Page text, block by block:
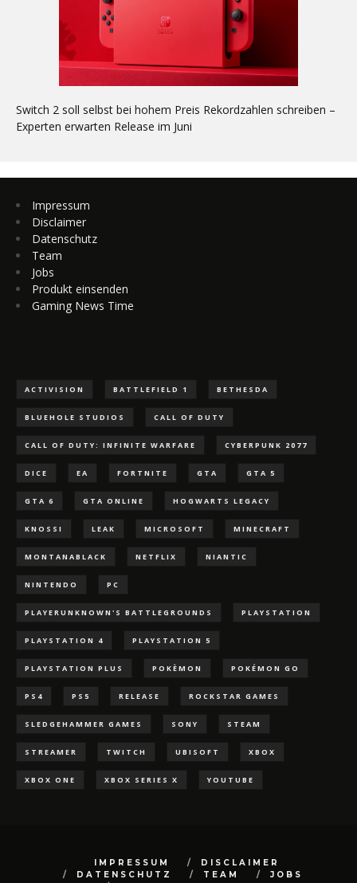
Switch 2 soll selbst bei hohem Preis Rekordzahlen schreiben –
Experten erwarten Release im Juni
Impressum
Disclaimer
Datenschutz
Team
Jobs
Produkt einsenden
Gaming News Time
ACTIVISION BATTLEFIELD 1 BETHESDA
BLUEHOLE STUDIOS CALL OF DUTY
CALL OF DUTY: INFINITE WARFARE CYBERPUNK 2077
DICE EA FORTNITE GTA GTA 5
GTA 6 GTA ONLINE HOGWARTS LEGACY
KNOSSI LEAK MICROSOFT MINECRAFT
MONTANABLACK NETFLIX NIANTIC
NINTENDO PC
PLAYERUNKNOWN'S BATTLEGROUNDS PLAYSTATION
PLAYSTATION 4 PLAYSTATION 5
PLAYSTATION PLUS POKÈMON POKÉMON GO
PS4 PS5 RELEASE ROCKSTAR GAMES
SLEDGEHAMMER GAMES SONY STEAM
STREAMER TWITCH UBISOFT XBOX
XBOX ONE XBOX SERIES X YOUTUBE
IMPRESSUM
DISCLAIMER
DATENSCHUTZ
TEAM
JOBS